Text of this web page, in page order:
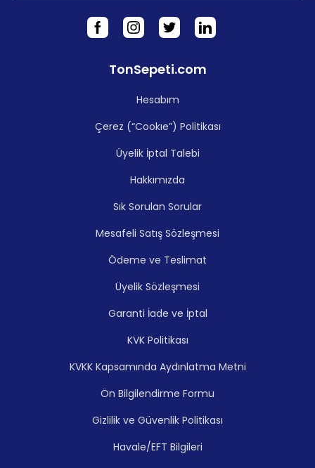
TonSepeti.com
Hesabım
Çerez (“Cookıe”) Politikası
Üyelik İptal Talebi
Hakkımızda
Sık Sorulan Sorular
Mesafeli Satış Sözleşmesi
Ödeme ve Teslimat
Üyelik Sözleşmesi
Garanti İade ve İptal
KVK Politikası
KVKK Kapsamında Aydınlatma Metni
Ön Bilgilendirme Formu
Gizlilik ve Güvenlik Politikası
Havale/EFT Bilgileri